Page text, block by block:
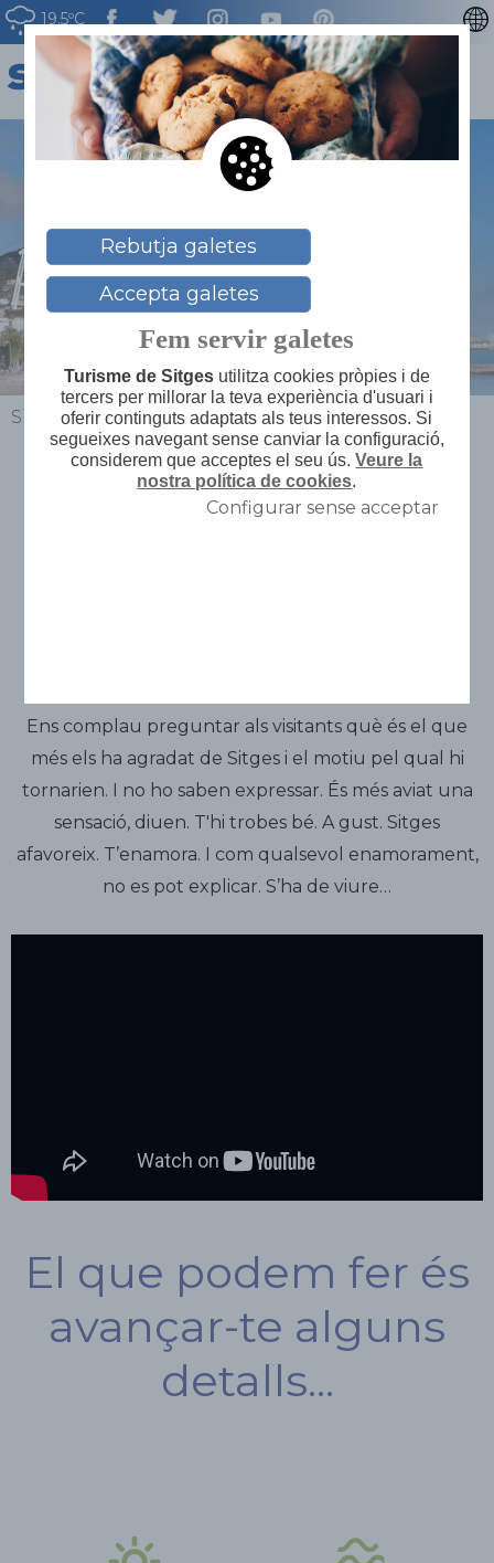
19.5ºC
ENGLISH
ESPAÑOL
FRANÇAIS
Per què Sitges
Sitges > Explora > Per què Sitges
No t’ho podem
Ens complau preguntar als visitants què és el que
més els ha agradat de Sitges i el motiu pel qual hi
tornarien. I no ho saben expressar. És més aviat una
sensació, diuen. T'hi trobes bé. A gust. Sitges
afavoreix. T’enamora. I com qualsevol enamorament,
no es pot explicar. S’ha de viure…
El que podem fer és
avançar-te alguns
detalls...
Rebutja galetes
Accepta galetes
Fem servir galetes
Turisme de Sitgesutilitza cookies pròpies i de
tercers per millorar la teva experiència d'usuari i
oferir continguts adaptats als teus interessos. Si
segueixes navegant sense canviar la configuració,
considerem que acceptes el seu ús.Veure la
nostra política de cookies.
Configurar sense acceptar